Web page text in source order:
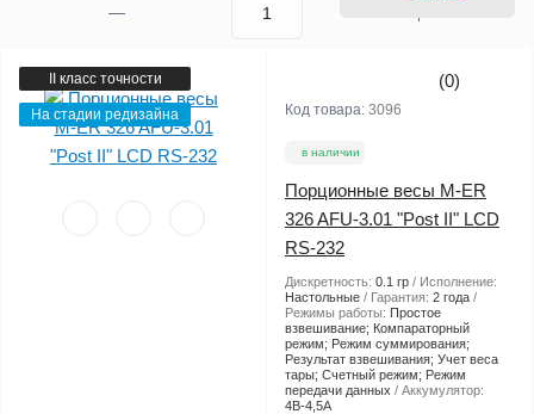
II класс точности
На стадии редизайна
(0)
Код товара: 3096
в наличии
Порционные весы M-ER
326 AFU-3.01 "Post II" LCD
RS-232
Дискретность: 0.1 гр
Исполнение:
Настольные
Гарантия: 2 года
Режимы работы: Простое
взвешивание; Компараторный
режим; Режим суммирования;
Результат взвешивания; Учет веса
тары; Счетный режим; Режим
передачи данных
Аккумулятор:
4В-4,5А